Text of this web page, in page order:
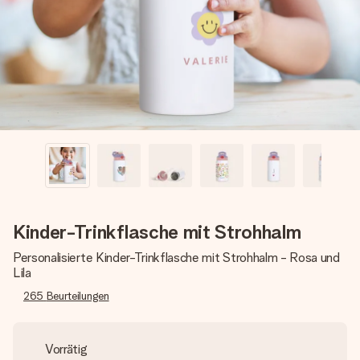
Montag - Freitag : 8:30 - 17:00 Uhr
Samstag - Sonntag : 8:30 - 13:00 Uhr
Kinder-Trinkflasche mit Strohhalm
Personalisierte Kinder-Trinkflasche mit Strohhalm - Rosa und
Lila
265 Beurteilungen
Vorrätig